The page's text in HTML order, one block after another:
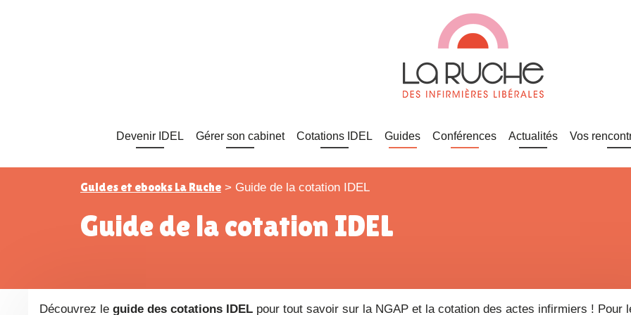
Devenir IDEL Gérer son cabinet Cotations IDEL Guides Conférences Actualités Vos
Guides et ebooks La Ruche > Guide de la cotation IDEL
Guide de la cotation IDEL
Découvrez le guide des cotations IDEL pour tout savoir sur la NGAP et la cotation des actes infirmiers ! Pour